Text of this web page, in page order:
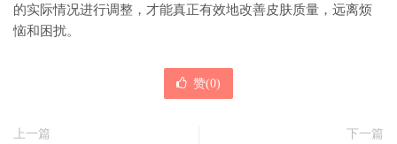
的实际情况进行调整，才能真正有效地改善皮肤质量，远离烦
恼和困扰。
赞(0)
上一篇
下一篇